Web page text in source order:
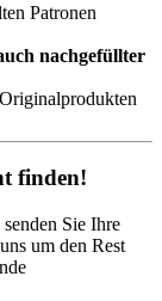
Patronen
nachgefüllter
finden!
senden Sie Ihre
um den Rest